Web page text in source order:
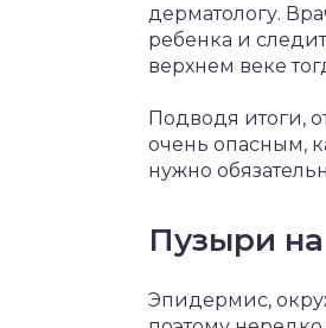
дерматологу.
ребенка и
верхнем веке
Подводя итоги,
очень опасным,
нужно
Пузыри на
Эпидермис,